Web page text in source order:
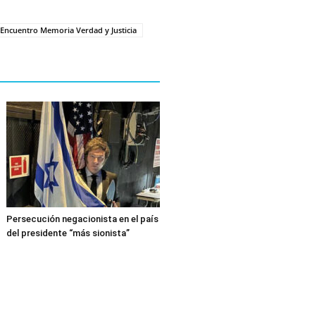
Encuentro Memoria Verdad y Justicia
Persecución negacionista en el país
del presidente “más sionista”